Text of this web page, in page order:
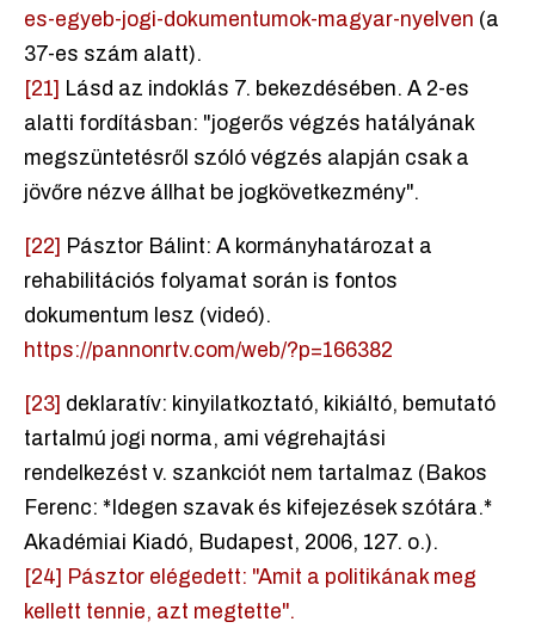
es-egyeb-jogi-dokumentumok-magyar-nyelven (a
37-es szám alatt).
[21] Lásd az indoklás 7. bekezdésében. A 2-es
alatti fordításban: "jogerős végzés hatályának
megszüntetésről szóló végzés alapján csak a
jövőre nézve állhat be jogkövetkezmény".
[22] Pásztor Bálint: A kormányhatározat a
rehabilitációs folyamat során is fontos
dokumentum lesz (videó).
https://pannonrtv.com/web/?p=166382
[23] deklaratív: kinyilatkoztató, kikiáltó, bemutató
tartalmú jogi norma, ami végrehajtási
rendelkezést v. szankciót nem tartalmaz (Bakos
Ferenc: *Idegen szavak és kifejezések szótára.*
Akadémiai Kiadó, Budapest, 2006, 127. o.).
[24] Pásztor elégedett: "Amit a politikának meg
kellett tennie, azt megtette".